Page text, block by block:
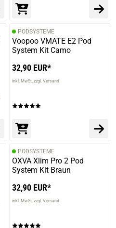
PODSYSTEME
Voopoo VMATE E2 Pod
System Kit Camo
32,90 EUR*
inkl. MwSt. zzgl. Versand
PODSYSTEME
OXVA Xlim Pro 2 Pod
System Kit Braun
32,90 EUR*
inkl. MwSt. zzgl. Versand